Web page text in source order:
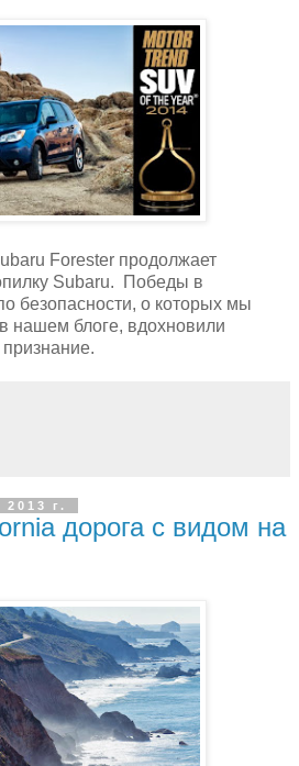
Forester продолжает
Subaru. Победы в
безопасности, о которых мы
нашем блоге, вдохновили
г.
дорога с видом на